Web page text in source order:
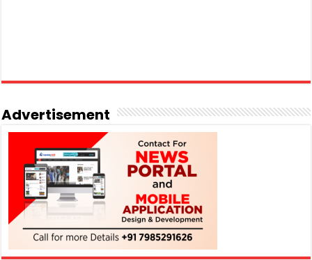
Advertisement